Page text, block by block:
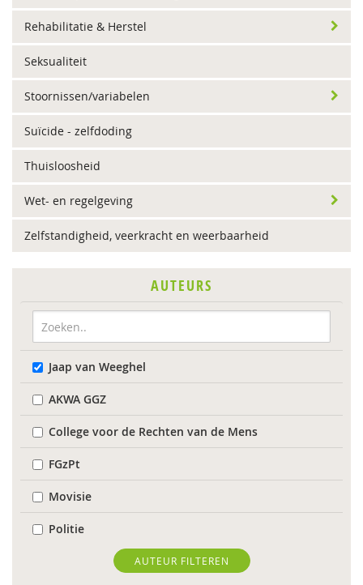
Rehabilitatie & Herstel
Seksualiteit
Stoornissen/variabelen
Suïcide - zelfdoding
Thuisloosheid
Wet- en regelgeving
Zelfstandigheid, veerkracht en weerbaarheid
AUTEURS
Jaap van Weeghel
AKWA GGZ
College voor de Rechten van de Mens
FGzPt
Movisie
Politie
AUTEUR FILTEREN